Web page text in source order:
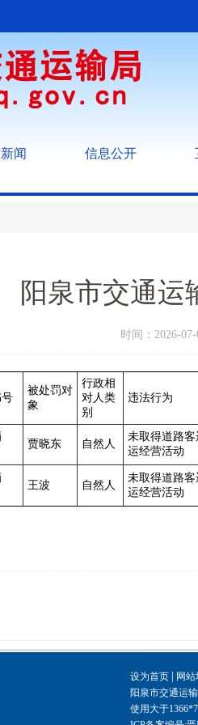
闻 信息公开
阳泉市交通运
时间：
被处罚对
象
行政相
对人类
别
违法行为
贾晓东 自然人
未取得道路
运经营活动
王波 自然人
未取得道路
运经营活动
设为首页
网
阳泉市交通运
使用大于